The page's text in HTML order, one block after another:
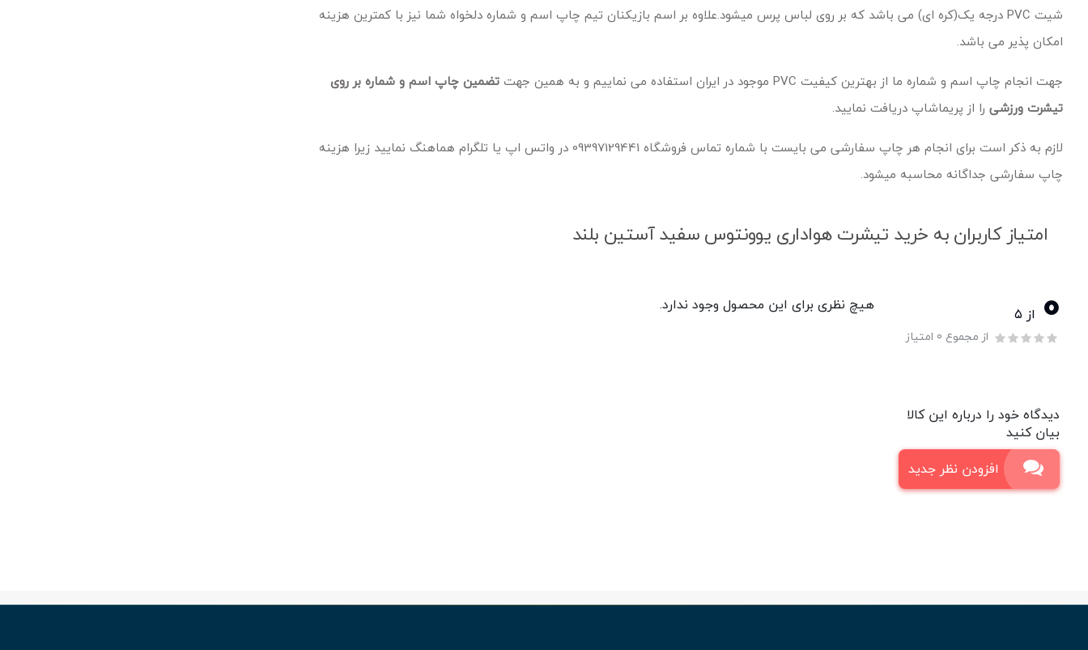
شیت PVC درجه یک(کره ای) می باشد که بر روی لباس پرس میشود.علاوه بر اسم بازیکنان تیم چاپ اسم و شماره دلخواه شما نیز با کمترین هزینه
امکان پذیر می باشد.
جهت انجام چاپ اسم و شماره ما از بهترین کیفیت PVC موجود در ایران استفاده می نماییم و به همین جهت
تضمین چاپ اسم و شماره بر روی
تیشرت ورزشی را از پریماشاپ دریافت نمایید.
لازم به ذکر است برای انجام هر چاپ سفارشی می بایست با شماره تماس فروشگاه 09397129441 در واتس اپ یا تلگرام هماهنگ نمایید زیرا هزینه
چاپ سفارشی جداگانه محاسبه میشود.
امتیاز کاربران به خرید تیشرت هواداری یوونتوس سفید آستین بلند
0 از ۵
از مجموع 0 امتیاز
دیدگاه خود را درباره این کالا
بیان کنید
افزودن نظر جدید
هیچ نظری برای این محصول وجود ندارد.